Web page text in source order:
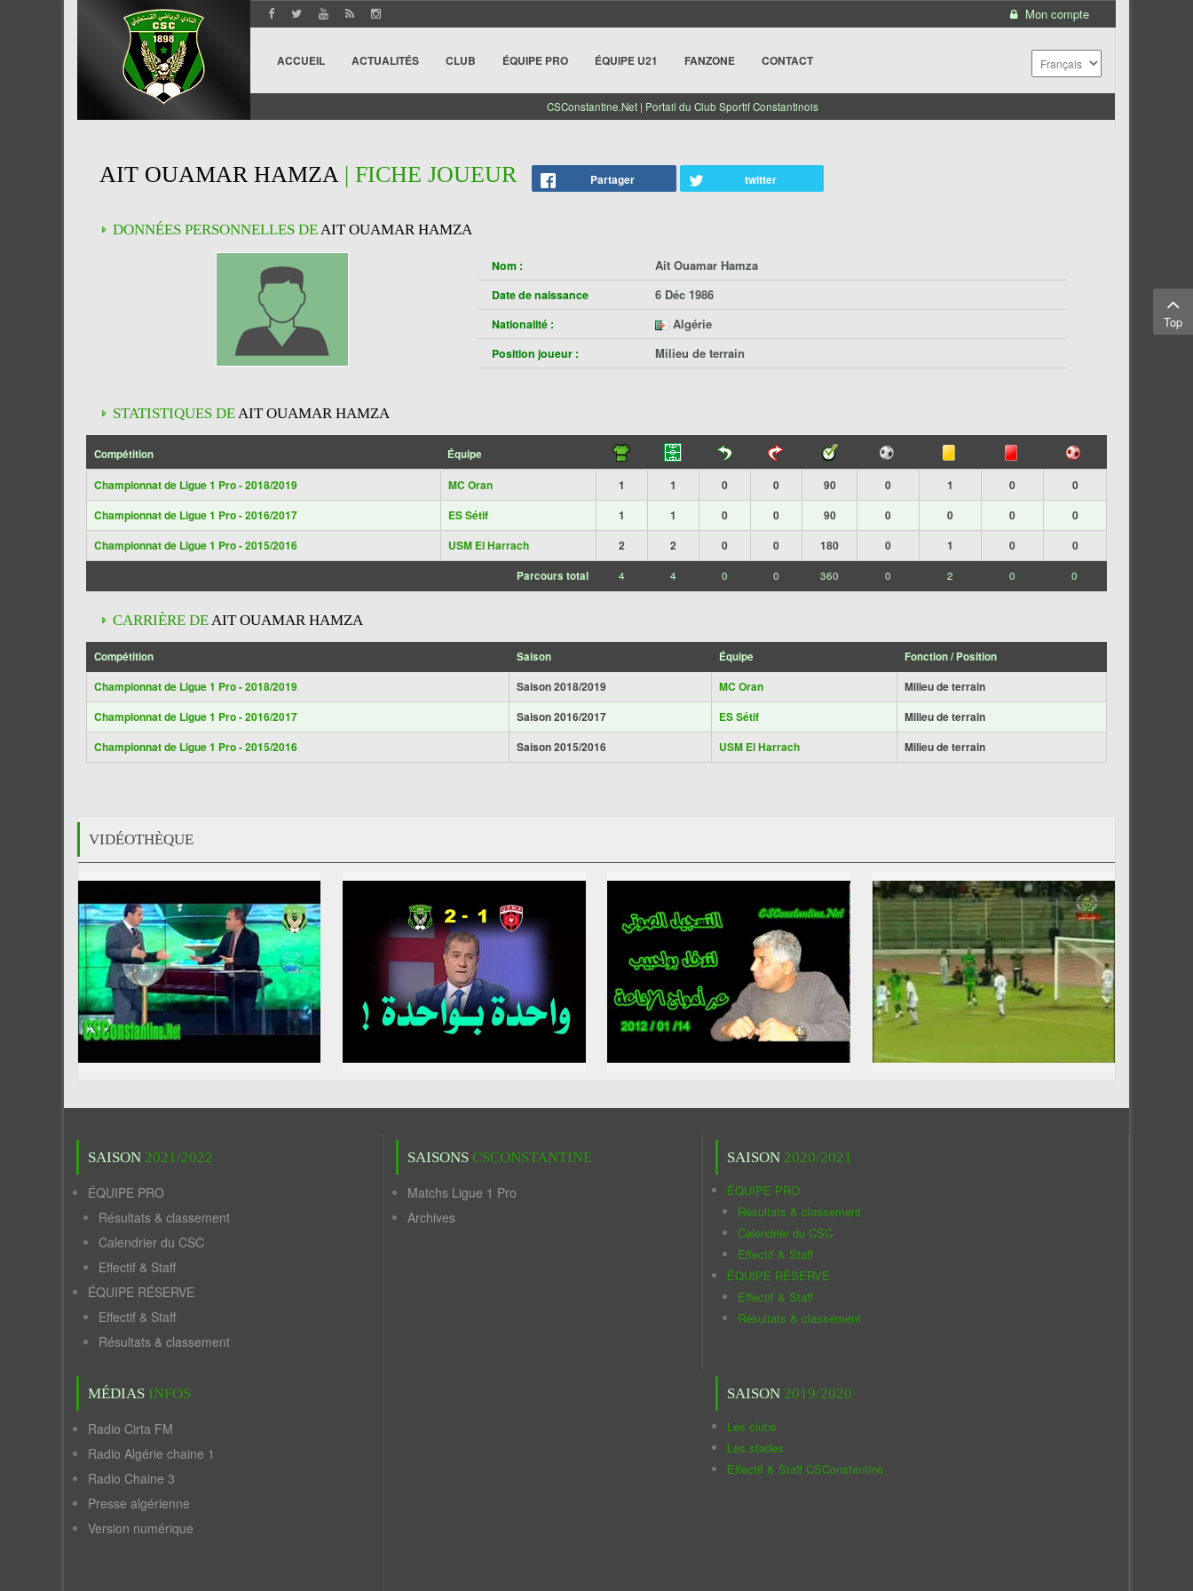
Mon compte
ACCUEIL ACTUALITÉS CLUB ÉQUIPE PRO ÉQUIPE U21 FANZONE CONTACT
CSConstantine.Net | Portail du Club Sportif Constantinois
AIT OUAMAR HAMZA| FICHE JOUEUR Partager twitter
DONNÉES PERSONNELLES DEAIT OUAMAR HAMZA
Nom : Ait Ouamar Hamza
Date de naissance 6 Déc 1986
Nationalité : Algérie
Position joueur : Milieu de terrain
STATISTIQUES DEAIT OUAMAR HAMZA
Compétition Équipe
Championnat de Ligue 1 Pro - 2018/2019 MC Oran 1 1 0 0 90 0 1 0
0
Championnat de Ligue 1 Pro - 2016/2017
ES Sétif 1 1 0 0 90 0 0 0
0
Championnat de Ligue 1 Pro - 2015/2016
USM El Harrach 2 2 0 0 180 0 1 0 0
Parcours total 4 4 0 0 360 0 2 0 0
CARRIÈRE DEAIT OUAMAR HAMZA
Compétition Saison Équipe Fonction / Position
Championnat de Ligue 1 Pro - 2018/2019 Saison 2018/2019 MC Oran
Milieu de terrain
Championnat de Ligue 1 Pro - 2016/2017
Saison 2016/2017 ES Sétif
Milieu de terrain
Championnat de Ligue 1 Pro - 2015/2016
Saison 2015/2016 USM El Harrach Milieu de terrain
VIDÉOTHÈQUE
SAISON 2021/2022
ÉQUIPE PRO
Résultats & classement
Calendrier du CSC
Effectif & Staff
ÉQUIPE RÉSERVE
Effectif & Staff
Résultats & classement
MÉDIAS INFOS
Radio Cirta FM
Radio Algérie chaine 1
Radio Chaine 3
Presse algérienne
Version numérique
SAISONS CSCONSTANTINE
Matchs Ligue 1 Pro
Archives
SAISON 2020/2021
ÉQUIPE PRO
Résultats & classement
Calendrier du CSC
Effectif & Staff
ÉQUIPE RÉSERVE
Effectif & Staff
Résultats & classement
SAISON 2019/2020
Les clubs
Les stades
Effectif & Staff CSConstantine
Top